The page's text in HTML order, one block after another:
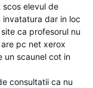
elevul de
dar in loc
ca profesorul nu
pc net xerox
un scaunel cot in
consultatii ca nu